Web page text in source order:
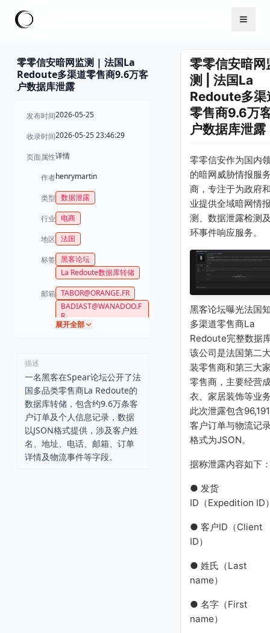
零零信安暗网监测 | 法国La
Redoute多渠道零售商9.6万客
户数据库泄露
发布时间2026-05-25
收录时间2026-05-25 23:46:29
页面属性详情
作者henrymartin
类型 数据泄露
行业 电商
地区 法国
标签 黑客论坛
La Redoute数据库转储
邮箱 TABOR@ORANGE.FR
BADIAST@WANADOO.F
R
展开全部
描述
一名黑客在Spear论坛公开了法
国多品类零售商La Redoute的
数据库转储，包含约9.6万条客
户订单及个人信息记录，数据
以JSON格式提供，涉及客户姓
名、地址、电话、邮箱、订单
详情及物流事件等字段。
零零信安暗网
测 | 法国La
Redoute多渠
零售商9.6万
户数据库泄露
零零信安作为国内
的暗网威胁情报服
商，专注于为政府
业提供全域暗网情
测、数据泄露检测
环事件响应服务。
黑客论坛曝光法国
多渠道零售商La
Redoute完整数据
该公司是法国第二
装零售商和第三大
零售商，主要经营
衣、家居装饰等业
此次泄露包含
客户订单与物流记
格式为JSON。
据称泄露内容如下
● 发货
ID（Expedition ID
● 客户ID（Client
ID）
● 姓氏（Last
name）
● 名字（First
name）